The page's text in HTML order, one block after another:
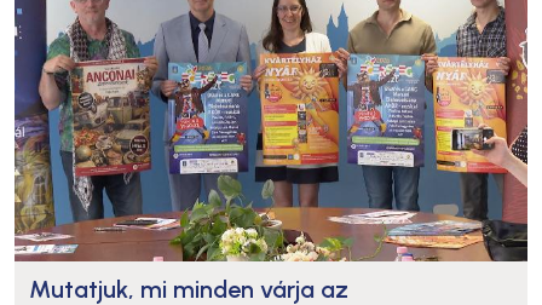
Mutatjuk, mi minden várja az